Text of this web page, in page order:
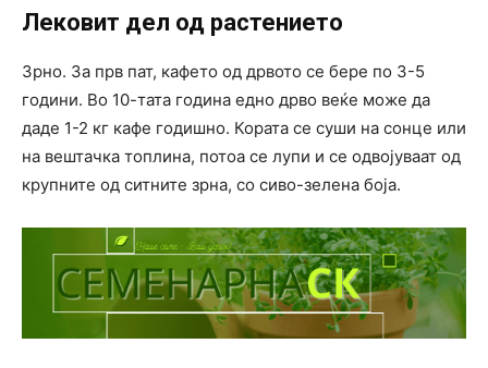
Лековит дел од растението
Зрно. За прв пат, кафето од дрвото се бере по 3-5
години. Во 10-тата година едно дрво веќе може да
даде 1-2 кг кафе годишно. Кората се суши на сонце или
на вештачка топлина, потоа се лупи и се одвојуваат од
крупните од ситните зрна, со сиво-зелена боја.